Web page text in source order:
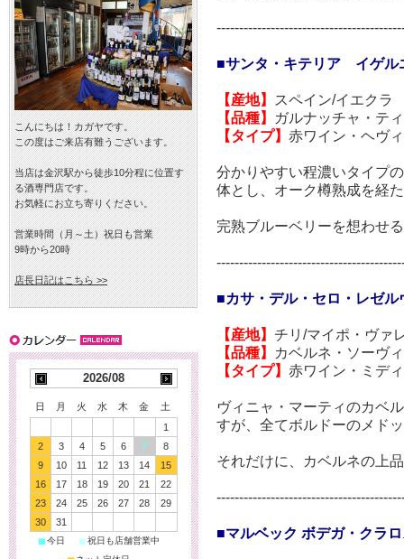
■サンタ・キテリア イゲル
【産地】
スペイン/イエクラ
【品種】
ガルナッチャ・テ
【タイプ】 赤ワイン・ヘヴ
分かりやすい程濃いタイプ
体とし、オーク樽熟成を経
完熟ブルーベリーを想わせ
■カサ・デル・セロ・レゼ
【産地】 チリ/マイポ・ヴァ
【品種】
カベルネ・ソーヴ
【タイプ】 赤ワイン・ミデ
ヴィニャ・マーティのカベ
すが、全てボルドーのメド
それだけに、カベルネの上
■マルベック ボデガ・クラ
こんにちは！カガヤです。
この度はご来店有難うございます。
当店は金沢駅から徒歩10分程に位置す
る酒専門店です。
お気軽にお立ち寄りください。
営業時間（月～土）祝日も営業
9時から20時
店長日記はこちら >>
2026/08
日 月 火 水 木 金
土
1
2
3 4 5 6 7
8
9
10 11 12 13 14
15
16
17 18 19 20 21
22
23
24 25 26 27 28
29
30
31
■今日 ■祝日も店舗営業中